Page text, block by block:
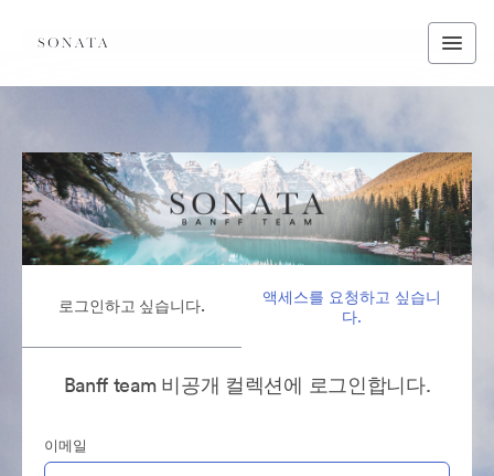
로그인하고 싶습니다.
액세스를 요청하고 싶습니
다.
Banff team 비공개 컬렉션에 로그인합니다.
이메일